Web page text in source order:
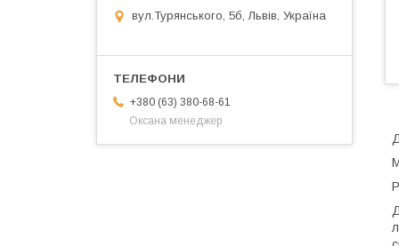
вул.Турянського, 5б, Львів, Україна
+380 (63) 380-68-61
Оксана менеджер